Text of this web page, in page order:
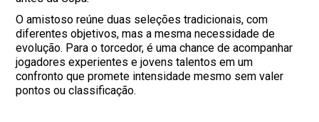
O amistoso reúne duas seleções tradicionais, com
diferentes objetivos, mas a mesma necessidade de
evolução. Para o torcedor, é uma chance de acompanhar
jogadores experientes e jovens talentos em um
confronto que promete intensidade mesmo sem valer
pontos ou classificação.